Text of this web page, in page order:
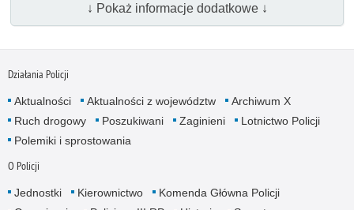
↓ Pokaż informacje dodatkowe ↓
Działania Policji
Aktualności Aktualności z województw
Archiwum X
Ruch drogowy
Poszukiwani Zaginieni
Lotnictwo Policji
Polemiki i sprostowania
O Policji
Jednostki Kierownictwo
Komenda Główna Policji